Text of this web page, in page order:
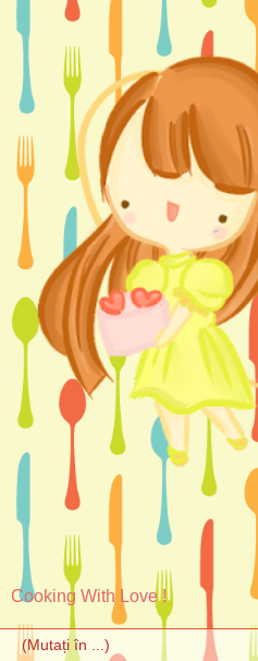
Cooking With Love !